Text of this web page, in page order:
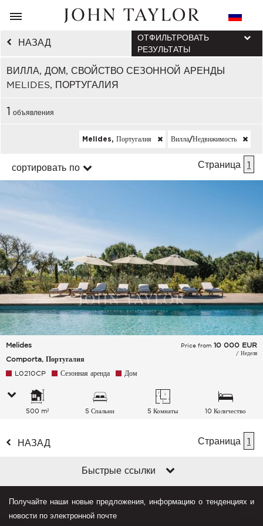
НАЗАД
ВИЛЛА, ДОМ, СВОЙСТВО СЕЗОННОЙ АРЕНДЫ
MELIDES, ПОРТУГАЛИЯ
ОТФИЛЬТРОВАТЬ
РЕЗУЛЬТАТЫ
1 объявления
Melides, Португалия Вилла/недвижимость
сортировать по Страница 1
Melides
Comporta, Португалия
Price from 10 000 EUR
/ Неделя
L0210CP Сезонная аренда Дом
500 m² 5 Спальни 5 Комнаты
10 Количество
НАЗАД Страница 1
Быстрые ссылки
Получайте наши новые предложения, информацию о тенденциях и
новости по электронной почте